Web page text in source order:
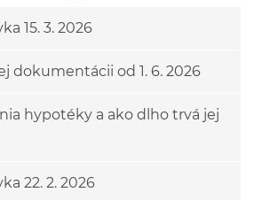
15. 3. 2026
dokumentácii od 1. 6. 2026
hypotéky a ako dlho trvá jej
22. 2. 2026